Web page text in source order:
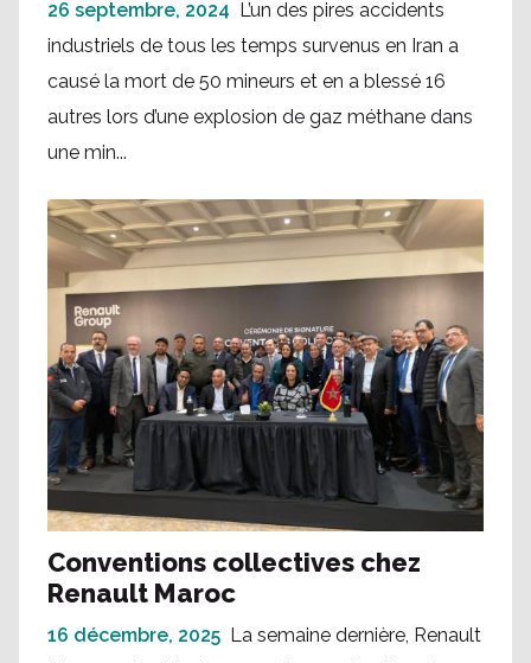
26 septembre, 2024 L’un des pires accidents
industriels de tous les temps survenus en Iran a
causé la mort de 50 mineurs et en a blessé 16
autres lors d’une explosion de gaz méthane dans
une min...
Conventions collectives chez
Renault Maroc
16 décembre, 2025 La semaine dernière, Renault